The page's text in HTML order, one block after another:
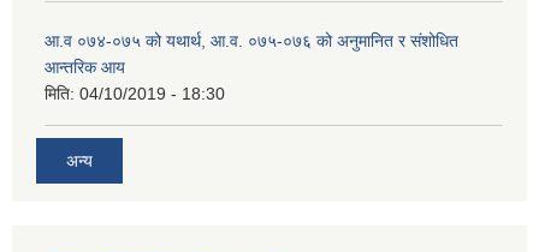
आ.व ०७४-०७५ को यथार्थ, आ.व. ०७५-०७६ को अनुमानित र संशोधित
आन्तरिक आय
मिति: 04/10/2019 - 18:30
अन्य